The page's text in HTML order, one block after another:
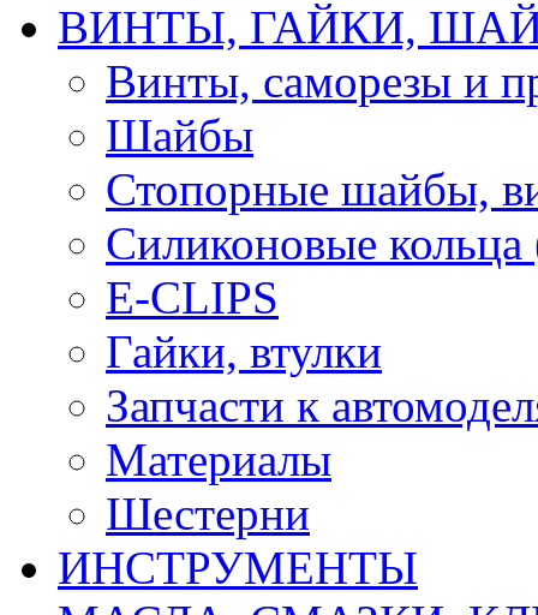
ВИНТЫ, ГАЙКИ,
Винты, саморезы и
Шайбы
Стопорные шайбы,
Силиконовые
E-CLIPS
Гайки, втулки
Запчасти к
Материалы
Шестерни
ИНСТРУМЕНТЫ